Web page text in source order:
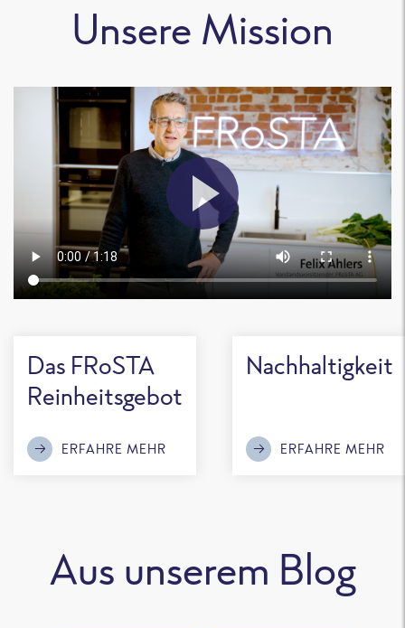
Unsere Mission
Das FRoSTA
Reinheitsgebot
ERFAHRE MEHR
Nachhaltigkeit
ERFAHRE MEHR
Aus unserem Blog